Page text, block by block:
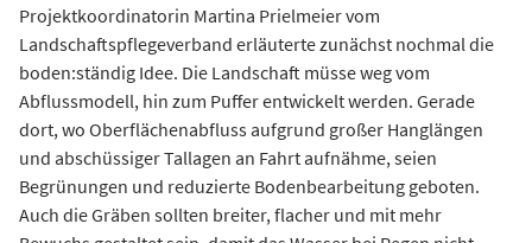
Projektkoordinatorin Martina Prielmeier vom
Landschaftspflegeverband erläuterte zunächst nochmal die
boden:ständig Idee. Die Landschaft müsse weg vom
Abflussmodell, hin zum Puffer entwickelt werden. Gerade
dort, wo Oberflächenabfluss aufgrund großer Hanglängen
und abschüssiger Tallagen an Fahrt aufnähme, seien
Begrünungen und reduzierte Bodenbearbeitung geboten.
Auch die Gräben sollten breiter, flacher und mit mehr